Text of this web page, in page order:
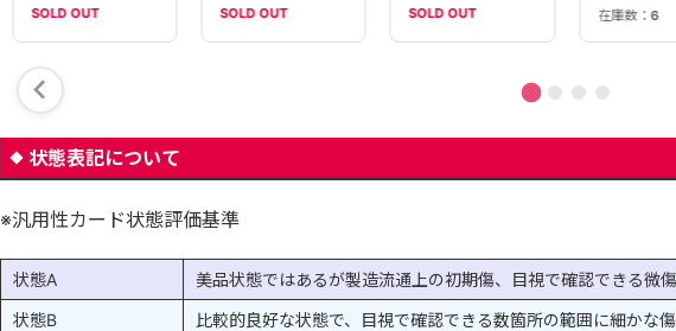
SOLD OUT SOLD OUT SOLD OUT 在庫数： 6
状態表記について
※汎用性カード状態評価基準
状態A
美品状態ではあるが製造流通上の初期傷、目視で確認できる微
状態B
比較的良好な状態で、目視で確認できる数箇所の範囲に細かな